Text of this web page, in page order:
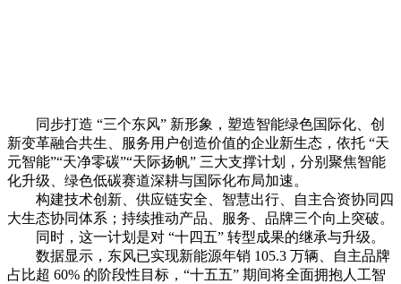
同步打造 “三个东风” 新形象，塑造智能绿色国际化、创
新变革融合共生、服务用户创造价值的企业新生态，依托 “天
元智能”“天净零碳”“天际扬帆” 三大支撑计划，分别聚焦智能
化升级、绿色低碳赛道深耕与国际化布局加速。
构建技术创新、供应链安全、智慧出行、自主合资协同四
大生态协同体系；持续推动产品、服务、品牌三个向上突破。
同时，这一计划是对 “十四五” 转型成果的继承与升级。
数据显示，东风已实现新能源年销 105.3 万辆、自主品牌
占比超 60% 的阶段性目标，“十五五” 期间将全面拥抱人工智